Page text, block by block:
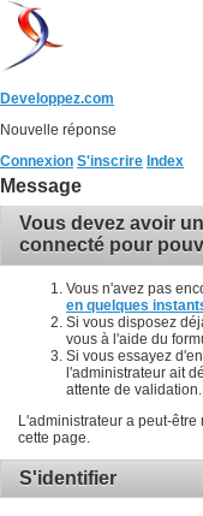
Developpez.com
Nouvelle réponse
Connexion S'inscrire Index
Message
Vous devez avoir
connecté pour
Vous n'avez pas
en quelques
Si vous disposez
vous à l'aide du
Si vous essayez
l'administrateur ait
attente de validation.
L'administrateur a peut-être
cette page.
S'identifier